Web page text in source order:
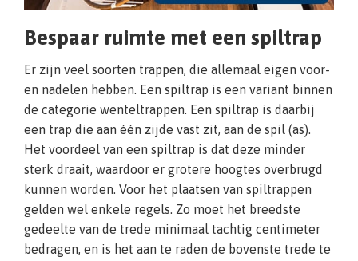
Bespaar ruimte met een spiltrap
Er zijn veel soorten trappen, die allemaal eigen voor-
en nadelen hebben. Een spiltrap is een variant binnen
de categorie wenteltrappen. Een spiltrap is daarbij
een trap die aan één zijde vast zit, aan de spil (as).
Het voordeel van een spiltrap is dat deze minder
sterk draait, waardoor er grotere hoogtes overbrugd
kunnen worden. Voor het plaatsen van spiltrappen
gelden wel enkele regels. Zo moet het breedste
gedeelte van de trede minimaal tachtig centimeter
bedragen, en is het aan te raden de bovenste trede te